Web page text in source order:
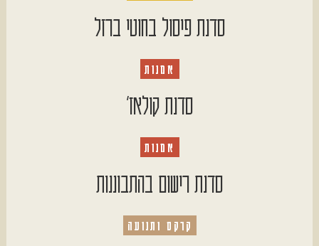
סדנת פיסול בחוטי ברזל
אמנות
סדנת קולאז׳
אמנות
סדנת רישום בהתבוננות
קרקס ותנועה